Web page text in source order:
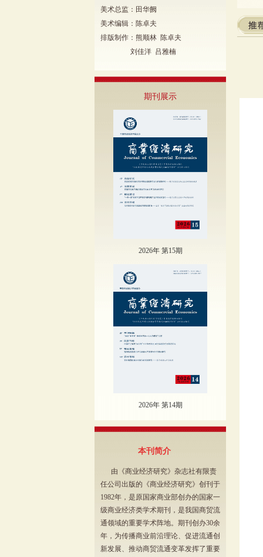
美术总监：田华阙
美术编辑：陈卓夫
排版制作：熊顺林 陈卓夫
刘佳洋 吕雅楠
期刊展示
2026年 第15期
2026年 第14期
本刊简介
由《商业经济研究》杂志社有限责
任公司出版的《商业经济研究》创刊于
1982年，是原国家商业部创办的国家一
级商业经济类学术期刊，是我国商贸流
通领域的重要学术阵地。期刊创办30余
年，为传播商业前沿理论、促进流通创
新发展、推动商贸流通变革发挥了重要